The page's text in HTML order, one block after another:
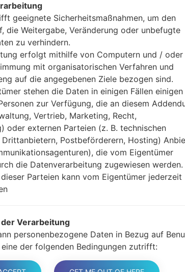
CSC_***, in einem
Jetzt schalten Sie das
Modus. Alle
Halten Sie die
gedrückt.
Halten Sie Lauter-
Sie das Telefon mit
Halten Sie die
Schließen Sie das
und Bixbi-Tasten
Halten Sie die
Dann schließen Sie
gestartet und von PC
geeignete Sicherheitsmaßnahmen, um den
die Weitergabe, Veränderung oder unbefugte
zu verhindern.
erfolgt mithilfe von Computern und / oder
mit organisatorischen Verfahren und
auf die angegebenen Ziele bezogen sind.
stehen die Daten in einigen Fällen einigen
zur Verfügung, die an diesem
Vertrieb, Marketing, Recht,
oder externen Parteien (z. B. technischen
Postbeförderern, Hosting)
die vom Eigentümer
die Datenverarbeitung zugewiesen werden.
Parteien kann vom Eigentümer jederzeit
Verarbeitung
personenbezogene Daten in Bezug auf
der folgenden Bedingungen zutrifft:
Zustimmung zu einem oder mehreren